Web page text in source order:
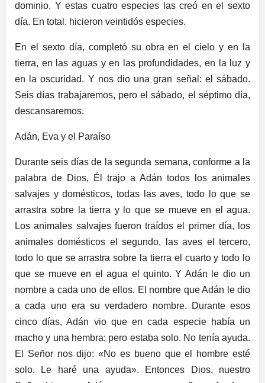
dominio. Y estas cuatro especies las creó en el sexto
día. En total, hicieron veintidós especies.
En el sexto día, completó su obra en el cielo y en la
tierra, en las aguas y en las profundidades, en la luz y
en la oscuridad. Y nos dio una gran señal: el sábado.
Seis días trabajaremos, pero el sábado, el séptimo día,
descansaremos.
Adán, Eva y el Paraíso
Durante seis días de la segunda semana, conforme a la
palabra de Dios, Él trajo a Adán todos los animales
salvajes y domésticos, todas las aves, todo lo que se
arrastra sobre la tierra y lo que se mueve en el agua.
Los animales salvajes fueron traídos el primer día, los
animales domésticos el segundo, las aves el tercero,
todo lo que se arrastra sobre la tierra el cuarto y todo lo
que se mueve en el agua el quinto. Y Adán le dio un
nombre a cada uno de ellos. El nombre que Adán le dio
a cada uno era su verdadero nombre. Durante esos
cinco días, Adán vio que en cada especie había un
macho y una hembra; pero estaba solo. No tenía ayuda.
El Señor nos dijo: «No es bueno que el hombre esté
solo. Le haré una ayuda». Entonces Dios, nuestro